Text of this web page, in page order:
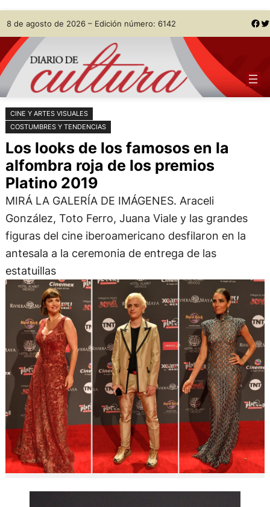
Saltar
al
contenido
Skip
to
content
8 de agosto de 2026 – Edición número: 6142 Facebook Twitter
CINE Y ARTES VISUALES
COSTUMBRES Y TENDENCIAS
Los looks de los famosos en la
alfombra roja de los premios
Platino 2019
MIRÁ LA GALERÍA DE IMÁGENES. Araceli
González, Toto Ferro, Juana Viale y las grandes
figuras del cine iberoamericano desfilaron en la
antesala a la ceremonia de entrega de las
estatuillas